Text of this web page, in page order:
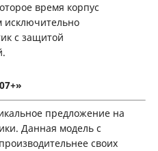
время корпус
исключительно
с защитой
предложение на
Данная модель с
своих